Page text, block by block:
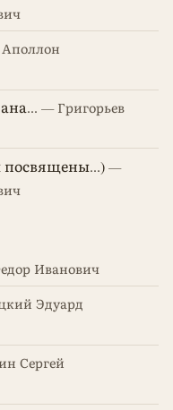
— Григорьев
посвящены...) —
Иванович
Эдуард
Сергей